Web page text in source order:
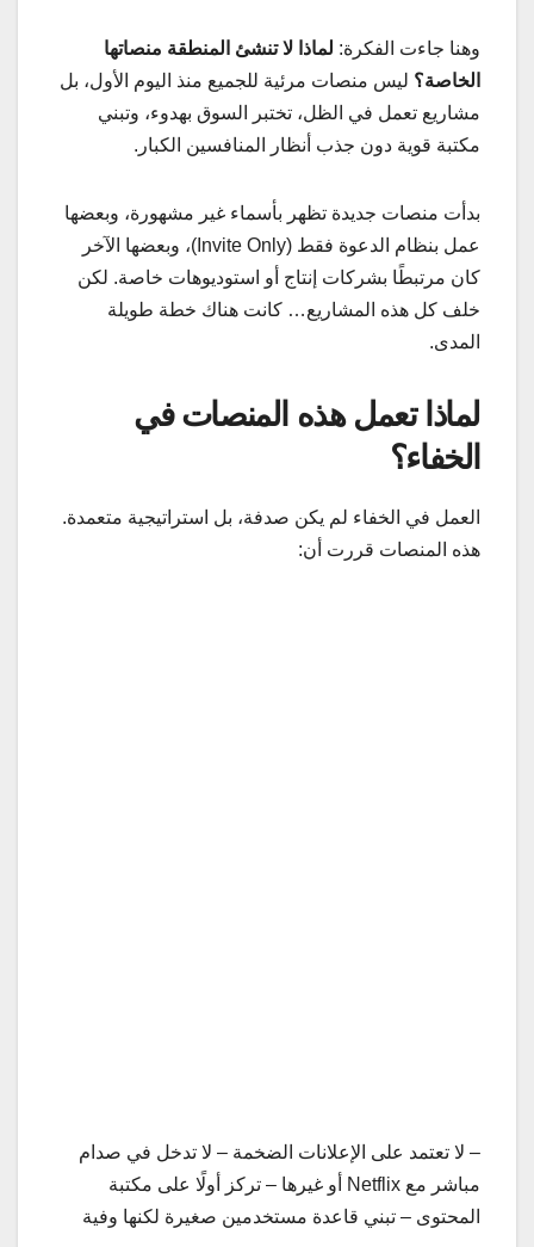
وهنا جاءت الفكرة: لماذا لا تنشئ المنطقة منصاتها
الخاصة؟ ليس منصات مرئية للجميع منذ اليوم الأول، بل
مشاريع تعمل في الظل، تختبر السوق بهدوء، وتبني
مكتبة قوية دون جذب أنظار المنافسين الكبار.
بدأت منصات جديدة تظهر بأسماء غير مشهورة، وبعضها
عمل بنظام الدعوة فقط (Invite Only)، وبعضها الآخر
كان مرتبطًا بشركات إنتاج أو استوديوهات خاصة. لكن
خلف كل هذه المشاريع… كانت هناك خطة طويلة
المدى.
لماذا تعمل هذه المنصات في
الخفاء؟
العمل في الخفاء لم يكن صدفة، بل استراتيجية متعمدة.
هذه المنصات قررت أن:
– لا تعتمد على الإعلانات الضخمة – لا تدخل في صدام
مباشر مع Netflix أو غيرها – تركز أولًا على مكتبة
المحتوى – تبني قاعدة مستخدمين صغيرة لكنها وفية